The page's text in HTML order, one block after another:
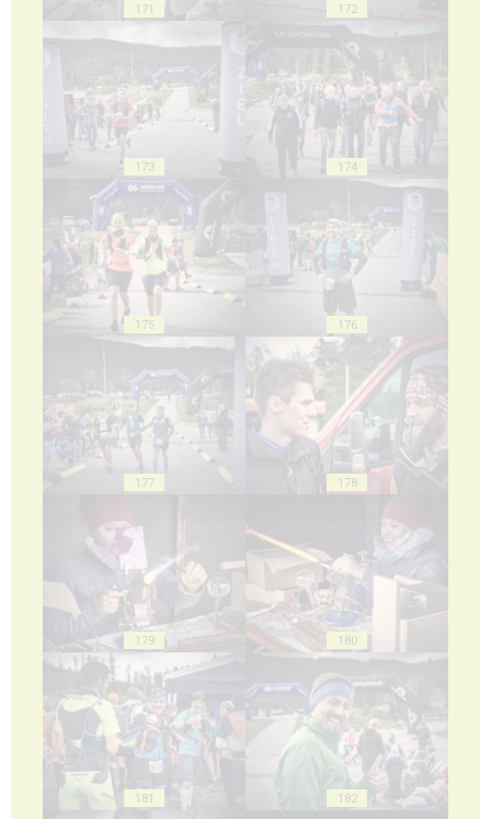
171 172
173 174
175 176
177 178
179 180
181 182